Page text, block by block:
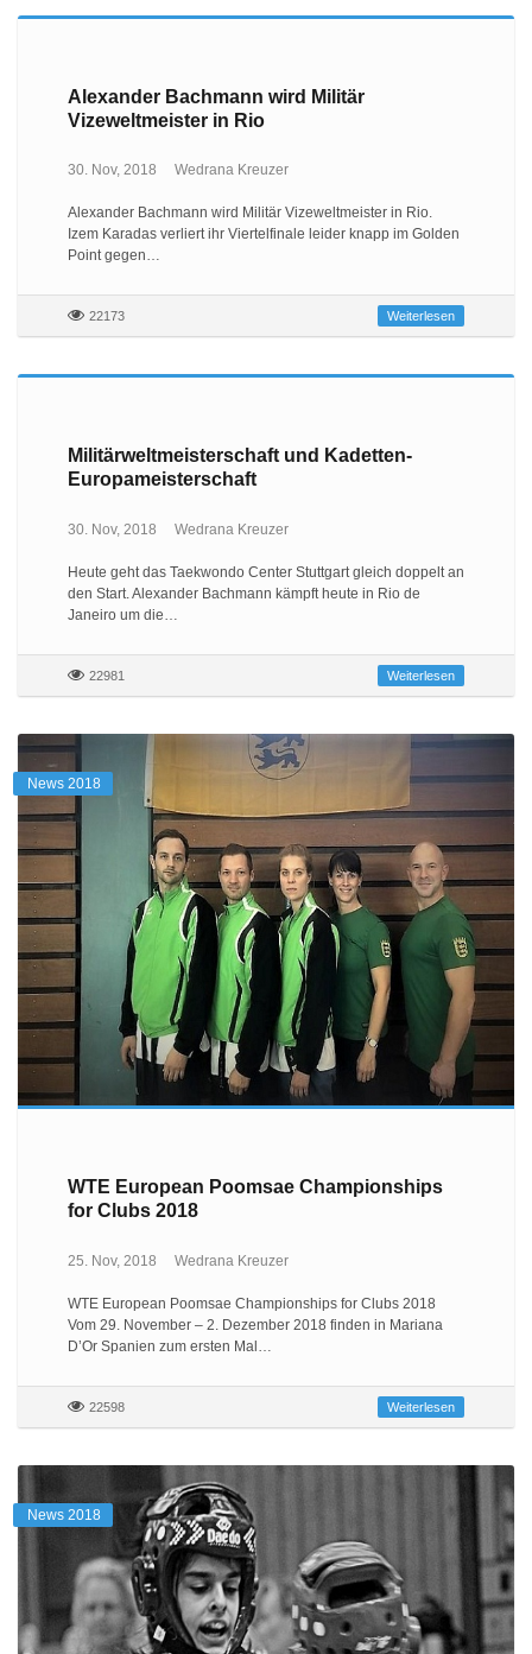
Alexander Bachmann wird Militär
Vizeweltmeister in Rio
30. Nov, 2018 Wedrana Kreuzer
Alexander Bachmann wird Militär Vizeweltmeister in Rio.
Izem Karadas verliert ihr Viertelfinale leider knapp im Golden
Point gegen…
22173 Weiterlesen
Militärweltmeisterschaft und Kadetten-
Europameisterschaft
30. Nov, 2018 Wedrana Kreuzer
Heute geht das Taekwondo Center Stuttgart gleich doppelt an
den Start. Alexander Bachmann kämpft heute in Rio de
Janeiro um die…
22981 Weiterlesen
News 2018
WTE European Poomsae Championships
for Clubs 2018
25. Nov, 2018 Wedrana Kreuzer
WTE European Poomsae Championships for Clubs 2018
Vom 29. November – 2. Dezember 2018 finden in Mariana
D’Or Spanien zum ersten Mal…
22598 Weiterlesen
News 2018